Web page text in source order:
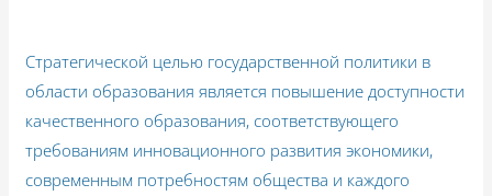
Стратегической целью государственной политики в
области образования является повышение доступности
качественного образования, соответствующего
требованиям инновационного развития экономики,
современным потребностям общества и каждого